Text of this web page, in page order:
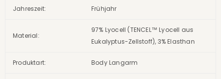
Jahreszeit: Frühjahr
Material:
97% Lyocell (TENCEL™ Lyocell aus
Eukalyptus-Zellstoff), 3% Elasthan
Produktart: Body Langarm